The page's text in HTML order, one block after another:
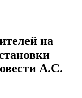
на
А.С.